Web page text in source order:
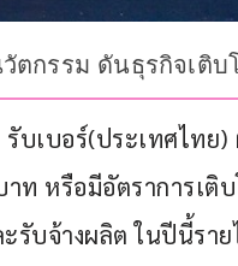
ตกรรม ดันธุรกิจเติ
บเบอร์(ประเทศไทย)
าท หรือมีอัตราการเติ
รับจ้างผลิต ในปีนี้ราย